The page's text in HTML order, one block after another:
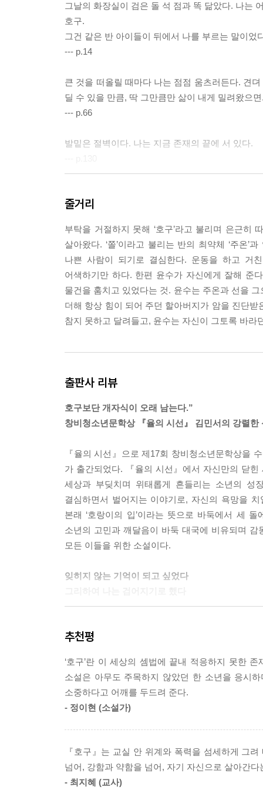
그날의 화장실이 검은 돌 석 점과 똑 닮았다. 나는
호구.
그건 같은 반 아이들이 뒤에서 나를 부르는 말이었
--- p.14
큰 것을 떠올릴 때마다 나는 점점 움츠러든다. 견
딜 수 있을 만큼, 딱 그만큼만 삶이 내게 밀려왔으
--- p.66
발밑은 절벽이다. 나는 지금 존재의 끝에 서 있다.
었다.
--- p.134
나는 나를 잘 모른다. 내가 무엇을 좋아하는지도,
나는 정말 열심히 살았어. 숨 막히게 최선을 다했
그러니 타인은 나를 증명할 수 없어. 신조차도 나
이게 나의 프라이드야.
--- p.187
--- p.188
“우리는 돌아올 수 없는 순간을 살고 있어. 남을 위
“너를 위한 순간을 살아.”
--- p.206
행복할 때보단 불행할 때가 더 많아.
하지만 할아버지,
나는 지금 인생을 살고 있어.
--- p.208
나는 호구다. 개자식이기도 하다. 겁쟁이에 위선
--- p.210
줄거리
부탁을 거절하지 못해 ‘호구’라고 불리며 은근히
살아왔다. ‘쫄’이라고 불리는 반의 최약체 ‘주온’
나쁜 사람이 되기로 결심한다. 운동을 하고 거
어색하기만 하다. 한편 윤수가 자신에게 잘해 준
물건을 훔치고 있었다는 것. 윤수는 주온과 선을
더해 항상 힘이 되어 주던 할아버지가 암을 진단
참지 못하고 달려들고, 윤수는 자신이 그토록 바
출판사 리뷰
호구보단 개자식이 오래 남는다.”
창비청소년문학상 『율의 시선』 김민서의 강렬한
『율의 시선』으로 제17회 창비청소년문학상을
가 출간되었다. 『율의 시선』에서 자신만의 닫
세상과 부딪치며 위태롭게 흔들리는 소년의 성
결심하면서 벌어지는 이야기로, 자신의 욕망을
본래 ‘호랑이의 입’이라는 뜻으로 바둑에서 세
소년의 고민과 깨달음이 바둑 대국에 비유되며 감
모든 이들을 위한 소설이다.
잊히지 않는 기억이 되고 싶었다
윤수를 반 아이들은 ‘호구’라고 부른다. 사소한
한다. 하지만 점점 쫄과 엮여 함께 무시당하고,
‘위선자’라는 소문이 돌고, 유난히 키가 작은
‘압도적인 사람’이 되기로 결심한다.
목소리가 크고, 욕을 잘하고, 무엇이든 자신이
시작하고 어설프게 욕을 내뱉어 본다. 거절하는
잊히지 않는 기억이 되고 싶었다. 누군가의 가슴
호구보다는 개새끼가 오래 남잖아. 134면
추천평
‘호구’란 이 세상의 셈법에 끝내 적응하지 못한
소설은 아무도 주목하지 않았던 한 소년을 응시
소중하다고 어깨를 두드려 준다.
- 정이현 (소설가)
『호구』는 교실 안 위계와 폭력을 섬세하게 그
넘어, 강함과 약함을 넘어, 자기 자신으로 살아간
- 최지혜 (교사)